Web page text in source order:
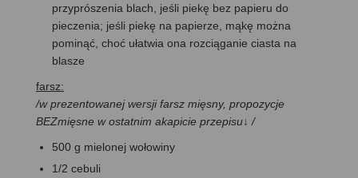
przyprószenia blach, jeśli piekę bez papieru do
pieczenia; jeśli piekę na papierze, mąkę można
pominąć, choć ułatwia ona rozciąganie ciasta na
blasze
farsz:
/w prezentowanej wersji farsz mięsny, propozycje
BEZmięsne w ostatnim akapicie przepisu↓ /
500 g mielonej wołowiny
1/2 cebuli